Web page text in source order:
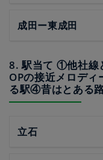
成田ー東成田
8. 駅当て ①他社線
OPの接近メロデ
る駅④昔はとある
立石